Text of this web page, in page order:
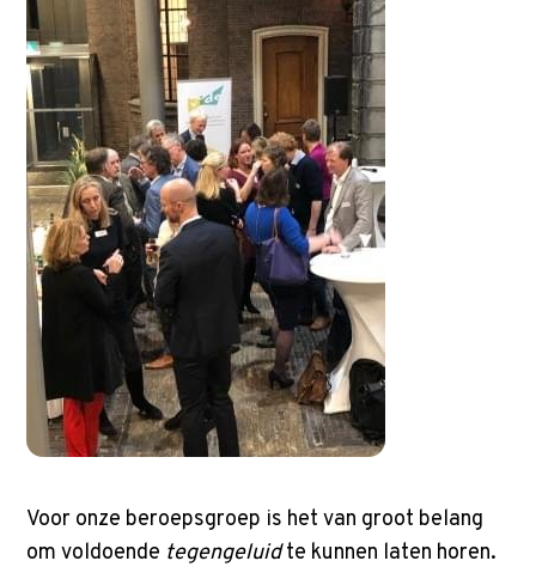
Voor onze beroepsgroep is het van groot belang
om voldoende tegengeluidte kunnen laten horen.